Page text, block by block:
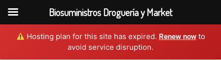
Hosting plan for this site has expired. Renew nowto
avoid service disruption.
Biosuministros Droguería y Market